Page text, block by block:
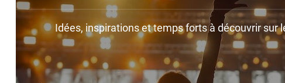
Idées, inspirations et temps forts à découvrir sur